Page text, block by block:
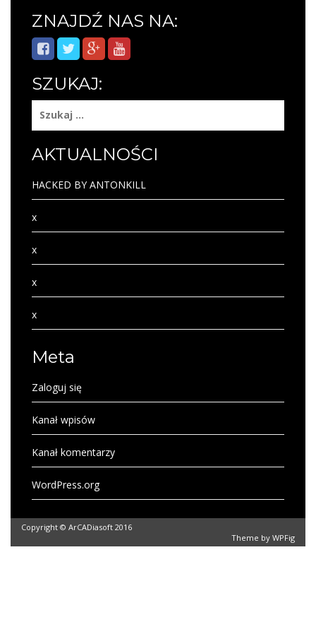
ZNAJDŹ NAS NA:
SZUKAJ:
AKTUALNOŚCI
HACKED BY ANTONKILL
x
x
x
x
Meta
Zaloguj się
Kanał wpisów
Kanał komentarzy
WordPress.org
Copyright © ArCADiasoft 2016
Theme by WPFig